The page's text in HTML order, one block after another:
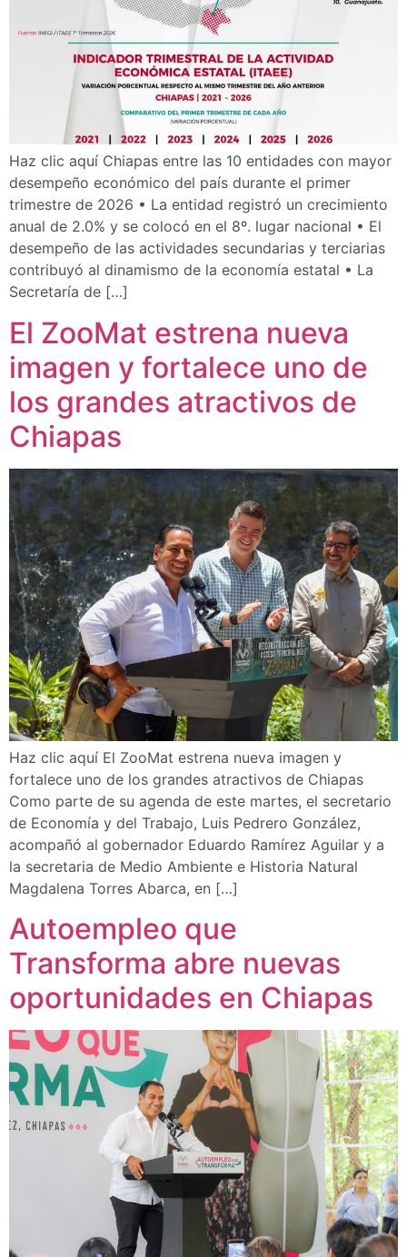
Haz clic aquí Chiapas entre las 10 entidades con mayor
desempeño económico del país durante el primer
trimestre de 2026 • La entidad registró un crecimiento
anual de 2.0% y se colocó en el 8º. lugar nacional • El
desempeño de las actividades secundarias y terciarias
contribuyó al dinamismo de la economía estatal • La
Secretaría de […]
El ZooMat estrena nueva
imagen y fortalece uno de
los grandes atractivos de
Chiapas
Haz clic aquí El ZooMat estrena nueva imagen y
fortalece uno de los grandes atractivos de Chiapas
Como parte de su agenda de este martes, el secretario
de Economía y del Trabajo, Luis Pedrero González,
acompañó al gobernador Eduardo Ramírez Aguilar y a
la secretaria de Medio Ambiente e Historia Natural
Magdalena Torres Abarca, en […]
Autoempleo que
Transforma abre nuevas
oportunidades en Chiapas